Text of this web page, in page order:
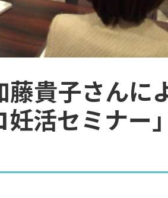
藤貴子さんに
活セミナー